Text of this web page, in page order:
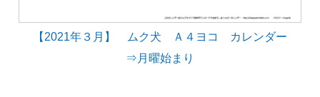
【2021年３月】 ムク犬 Ａ４ヨコ カレンダー
⇒月曜始まり